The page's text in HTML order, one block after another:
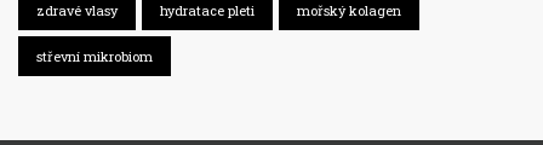
zdravé vlasy hydratace pleti mořský kolagen
střevní mikrobiom